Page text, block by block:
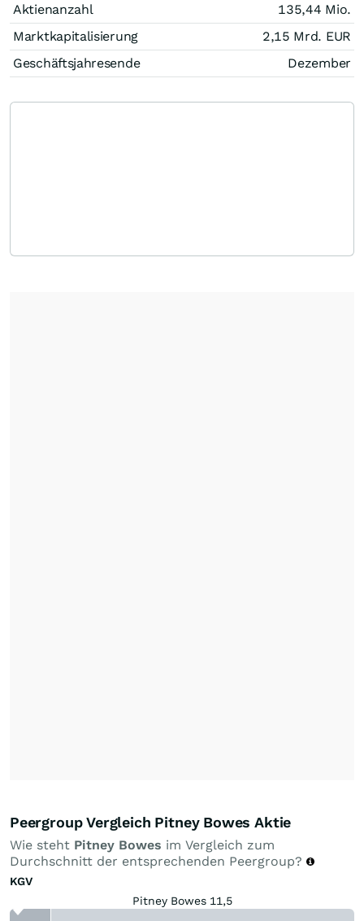
Aktienanzahl
135,44 Mio.
Marktkapitalisierung
2,15 Mrd. EUR
Geschäftsjahresende
Dezember
Peergroup Vergleich Pitney Bowes Aktie
Wie steht Pitney Bowes im Vergleich zum
Durchschnitt der entsprechenden Peergroup?
KGV
Pitney Bowes 11,5